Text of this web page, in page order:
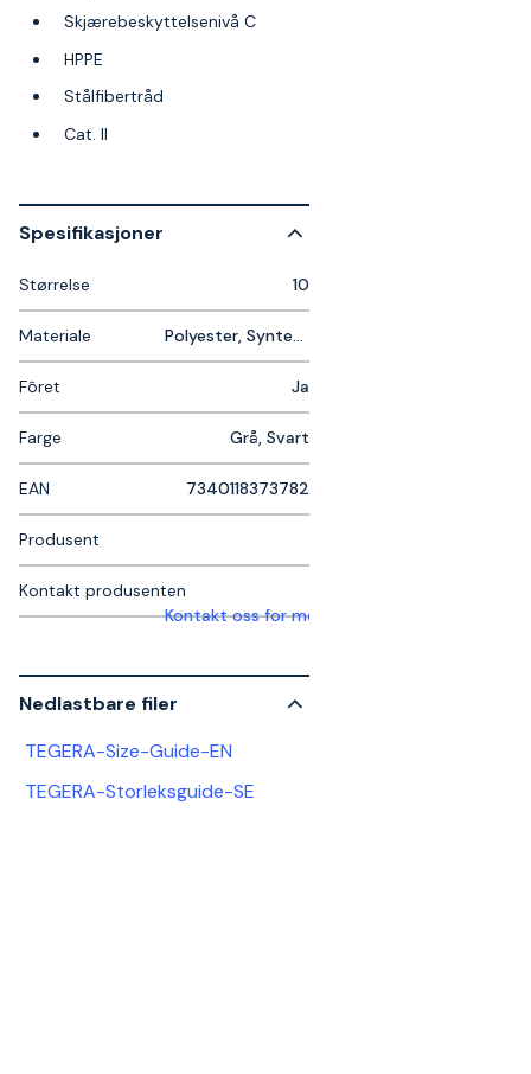
Skjærebeskyttelsenivå C
HPPE
Stålfibertråd
Cat. II
Spesifikasjoner
Størrelse 10
Materiale
Fôret Ja
Farge Grå, Svart
EAN 7340118373782
Produsent
Kontakt produsenten
Kontakt oss for mer informasjon
Nedlastbare filer
TEGERA-Size-Guide-EN
TEGERA-Storleksguide-SE